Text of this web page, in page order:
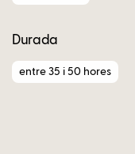
Durada
entre 35 i 50 hores